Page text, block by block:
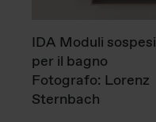
IDA Moduli sospesi
per il bagno
Fotografo: Lorenz
Sternbach